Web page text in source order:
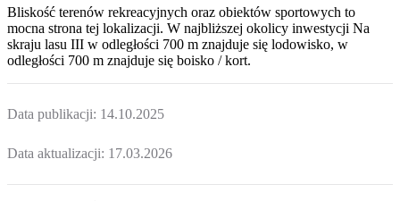
Bliskość terenów rekreacyjnych oraz obiektów sportowych to
mocna strona tej lokalizacji. W najbliższej okolicy inwestycji Na
skraju lasu III w odległości 700 m znajduje się lodowisko, w
odległości 700 m znajduje się boisko / kort.
Data publikacji: 14.10.2025
Data aktualizacji: 17.03.2026